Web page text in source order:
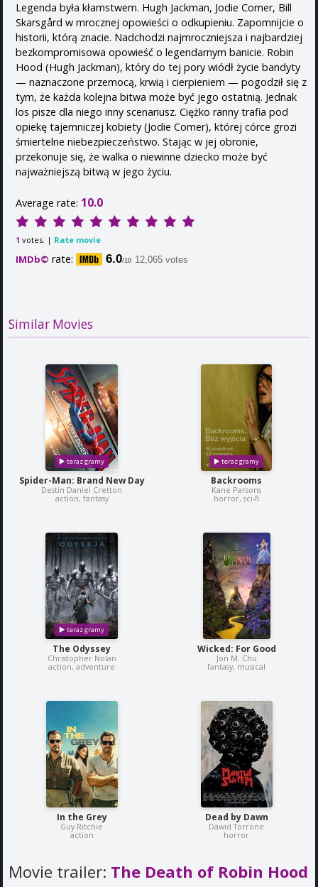
Legenda była kłamstwem. Hugh Jackman, Jodie Comer, Bill
Skarsgård w mrocznej opowieści o odkupieniu. Zapomnijcie o
historii, którą znacie. Nadchodzi najmroczniejsza i najbardziej
bezkompromisowa opowieść o legendarnym banicie. Robin
Hood (Hugh Jackman), który do tej pory wiódł życie bandyty
— naznaczone przemocą, krwią i cierpieniem — pogodził się z
tym, że każda kolejna bitwa może być jego ostatnią. Jednak
los pisze dla niego inny scenariusz. Ciężko ranny trafia pod
opiekę tajemniczej kobiety (Jodie Comer), której córce grozi
śmiertelne niebezpieczeństwo. Stając w jej obronie,
przekonuje się, że walka o niewinne dziecko może być
najważniejszą bitwą w jego życiu.
Average rate: 10.0
1 votes. | Rate movie
IMDb© rate: 6.0/10 12,065 votes
Similar Movies
Spider-Man: Brand New Day
Destin Daniel Cretton
action, fantasy
Backrooms
Kane Parsons
horror, sci-fi
The Odyssey
Christopher Nolan
action, adventure
Wicked: For Good
Jon M. Chu
fantasy, musical
In the Grey
Guy Ritchie
action
Dead by Dawn
Dawid Torrone
horror
Movie trailer: The Death of Robin Hood